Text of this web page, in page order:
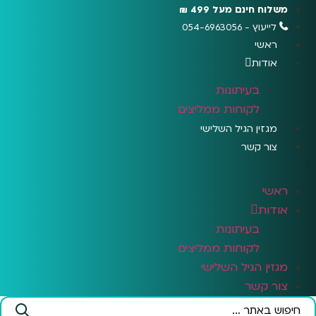
לתוכן
משלוח חינם מעל 499 ₪
לייעוץ - 054-6963056
ראשי
אודות
בעיתונות
לקוחות ממליצים
מגזין הגיל השלישי
צור קשר
ראשי
אודות
בעיתונות
לקוחות ממליצים
מגזין הגיל השלישי
צור קשר
Search